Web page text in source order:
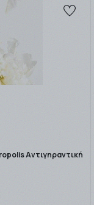
Αντιγηραντική